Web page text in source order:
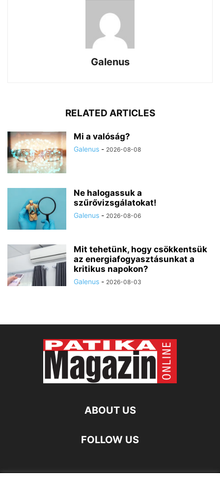
Galenus
RELATED ARTICLES
Mi a valóság?
Galenus - 2026-08-08
Ne halogassuk a
szűrővizsgálatokat!
Galenus - 2026-08-06
Mit tehetünk, hogy csökkentsük
az energiafogyasztásunkat a
kritikus napokon?
Galenus - 2026-08-03
ABOUT US
FOLLOW US